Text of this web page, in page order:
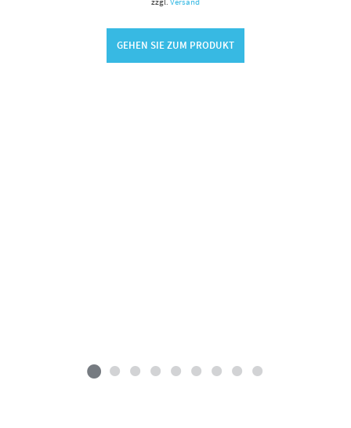
GEHEN SIE ZUM PRODUKT